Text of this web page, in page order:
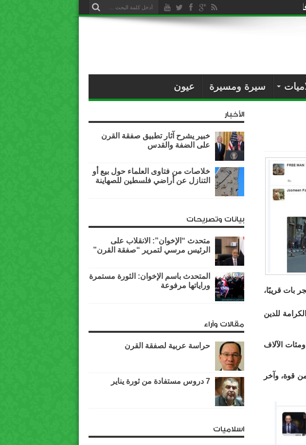
للصهاينة
سيرة ومسيرة عيون
بات قريبًا،
للدين
ومئات الآلاف
قوة، وآخر
الأخبار
خبير يشرح آثار تطبيق صفقة القرن
على الضفة والقدس
خلاصات من فتاوى العلماء حول بيع أو
التنازل عن أراضي فلسطين للصهاينة
بيانات وتصريحات
متحدث “الإخوان”: الانقلاب على
الرئيس مرسي لتمرير “صفقة القرن”
المتحدث باسم الإخوان: الثورة مستمرة
وراياتها مرفوعة
مقالات وآراء
حراسة عربية لصفقة القرن
7 دروس مستفادة من ثورة يناير
اسلاميات